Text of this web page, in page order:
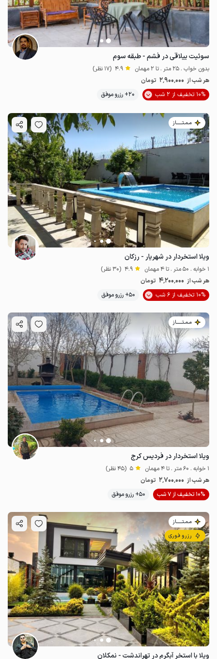
سوئیت ییلاقی در فشم - طبقه سوم
بدون خواب . 25 متر . تا 2 مهمان 4.9 (17 نظر)
هر شب از 2٬900٬000 تومان
10% تخفیف از 2 شب
20+ رزرو موفق
مـمـتــــــاز
ویلا استخردار در شهریار - رزکان
1 خوابه . 50 متر . تا 4 مهمان 4.9 (30 نظر)
هر شب از 4٬200٬000 تومان
10% تخفیف از 6 شب
50+ رزرو موفق
مـمـتــــــاز
ویلا استخردار در فردیس کرج
1 خوابه . 60 متر . تا 4 مهمان 5 (45 نظر)
هر شب از 2٬700٬000 تومان
10% تخفیف از 7 شب
50+ رزرو موفق
مـمـتــــــاز
رزرو فوری
ویلا با استخر آبگرم در تهراندشت - نمکلان